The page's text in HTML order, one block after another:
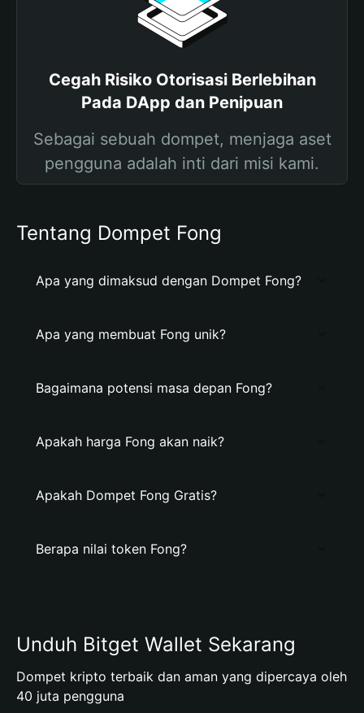
Cegah Risiko Otorisasi Berlebihan
Pada DApp dan Penipuan
Sebagai sebuah dompet, menjaga aset
pengguna adalah inti dari misi kami.
Tentang Dompet Fong
Apa yang dimaksud dengan Dompet Fong?
Apa yang membuat Fong unik?
Bagaimana potensi masa depan Fong?
Apakah harga Fong akan naik?
Apakah Dompet Fong Gratis?
Berapa nilai token Fong?
Unduh Bitget Wallet Sekarang
Dompet kripto terbaik dan aman yang dipercaya oleh
40 juta pengguna